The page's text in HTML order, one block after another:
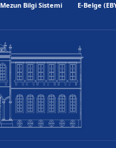
Mezun Bilgi Sistemi E-Belge